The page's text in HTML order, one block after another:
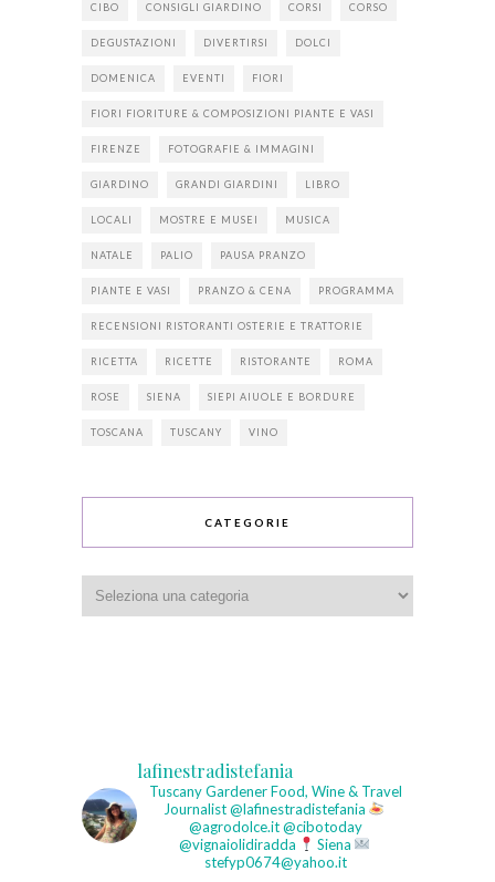
CIBO CONSIGLI GIARDINO CORSI CORSO
DEGUSTAZIONI DIVERTIRSI DOLCI
DOMENICA EVENTI FIORI
FIORI FIORITURE & COMPOSIZIONI PIANTE E VASI
FIRENZE FOTOGRAFIE & IMMAGINI
GIARDINO GRANDI GIARDINI LIBRO
LOCALI MOSTRE E MUSEI MUSICA
NATALE PALIO PAUSA PRANZO
PIANTE E VASI PRANZO & CENA PROGRAMMA
RECENSIONI RISTORANTI OSTERIE E TRATTORIE
RICETTA RICETTE RISTORANTE ROMA
ROSE SIENA SIEPI AIUOLE E BORDURE
TOSCANA TUSCANY VINO
CATEGORIE
lafinestradistefania
Tuscany GardenerFood, Wine & Travel
Journalist@lafinestradistefania
@agrodolce.it @cibotoday
@vignaiolidiradda
Siena
stefyp0674@yahoo.it